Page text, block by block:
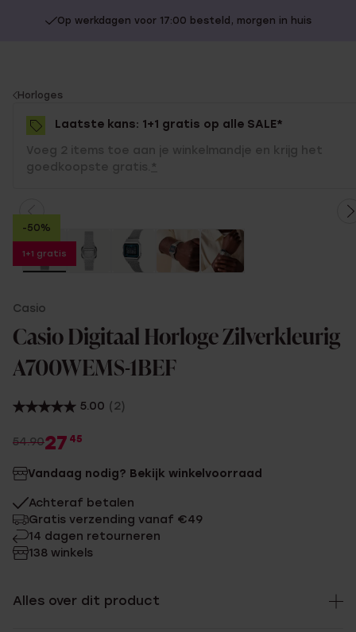
Op werkdagen voor 17:00 besteld, morgen in huis
You
are
here:
Horloges
Laatste kans: 1+1 gratis op alle SALE*
Voeg 2 items toe aan je winkelmandje en krijg het
goedkoopste gratis. *
-50%
1+1 gratis
Casio
Casio Digitaal Horloge Zilverkleurig
A700WEMS-1BEF
5.00 (2)
54.9027 45
Vandaag nodig? Bekijk winkelvoorraad
Achteraf betalen
Gratis verzending vanaf €49
14 dagen retourneren
138 winkels
Alles over dit product